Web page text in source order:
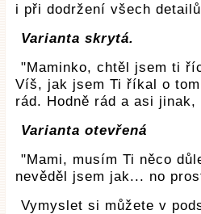
i při dodržení všech
Varianta skrytá.
"Maminko, chtěl jsem ti
Víš, jak jsem Ti říkal o
rád. Hodně rád a asi
Varianta otevřená
"Mami, musím Ti něco
nevěděl jsem jak... no
Vymyslet si můžete v